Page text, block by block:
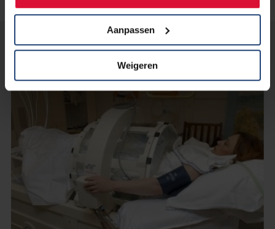
Aanpassen
Weigeren
Lees verder...